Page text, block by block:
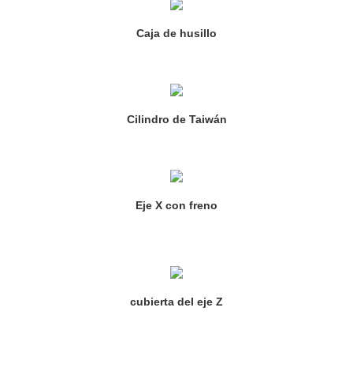
Caja de husillo
Cilindro de Taiwán
Eje X con freno
cubierta del eje Z